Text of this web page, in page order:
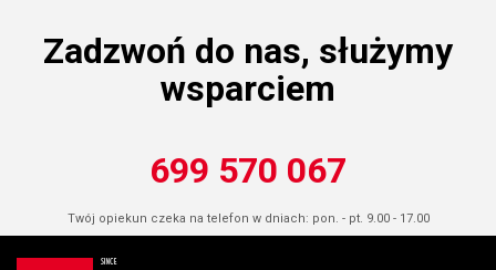
Zadzwoń do nas, służymy
wsparciem
699 570 067
Twój opiekun czeka na telefon w dniach: pon. - pt. 9.00 - 17.00